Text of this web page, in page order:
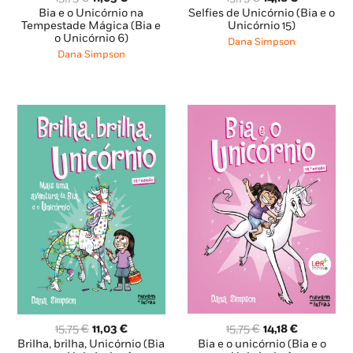
preço
original
era:
15,75 €.
preço
atual
é:
Bia e o Unicórnio na
Tempestade Mágica (Bia e
o Unicórnio 6)
Dana Simpson
preço
original
era:
preço
Selfies de Unicórnio (Bia e o
Unicórnio 15)
Dana Simpson
15,75€ O
preço
11,03 €O
preço
Brilha, brilha, Unicórnio (Bia
15,75€ O
preço
14,18€O
preço
Bia e o unicórnio (Bia e o